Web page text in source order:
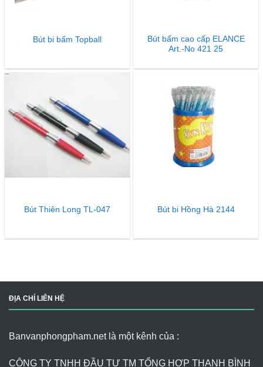
Bút bi bấm Topball
Bút bấm cao cấp ELANCE
Art.-No 421 25
Bút Thiên Long TL-047 Bút bi Hồng Hà 2144
ĐỊA CHỈ LIÊN HỆ
Banvanphongpham.net là một kênh của :
CÔNG TY TNHH ĐẦU TƯ TM TỔNG HỢP THANH BÌNH